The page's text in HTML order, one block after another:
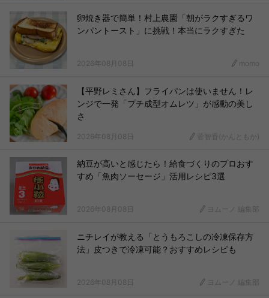
卵焼き器で簡単！村上農園「朝がラクすぎるワ
ンパントースト」に挑戦！本当にラクすぎた
2026年08月08日 momo
【平野レミさん】フライパンは使いません！レ
ンジで一発「プチ成型オムレツ」が感動の美し
さ
2026年08月08日 菅智香(かんともか)
納豆が高いと感じたら！給食づくりのプロおす
すめ「魚肉ソーセージ」活用レシピ3選
2026年08月08日 ヨムーノ 編集部
ニチレイが教える「とうもろこしの冷凍保存方
法」皮つきで冷凍可能？おすすめレシピも
2026年08月08日 ヨムーノ 編集部